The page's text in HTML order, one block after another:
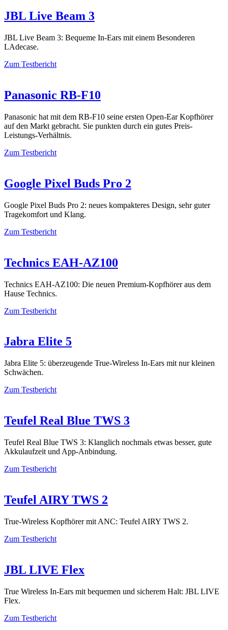
JBL Live Beam 3
JBL Live Beam 3: Bequeme In-Ears mit einem Besonderen
LAdecase.
Zum Testbericht
Panasonic RB-F10
Panasonic hat mit dem RB-F10 seine ersten Open-Ear Kopfhörer
auf den Markt gebracht. Sie punkten durch ein gutes Preis-
Leistungs-Verhältnis.
Zum Testbericht
Google Pixel Buds Pro 2
Google Pixel Buds Pro 2: neues kompakteres Design, sehr guter
Tragekomfort und Klang.
Zum Testbericht
Technics EAH-AZ100
Technics EAH-AZ100: Die neuen Premium-Kopfhörer aus dem
Hause Technics.
Zum Testbericht
Jabra Elite 5
Jabra Elite 5: überzeugende True-Wireless In-Ears mit nur kleinen
Schwächen.
Zum Testbericht
Teufel Real Blue TWS 3
Teufel Real Blue TWS 3: Klanglich nochmals etwas besser, gute
Akkulaufzeit und App-Anbindung.
Zum Testbericht
Teufel AIRY TWS 2
True-Wireless Kopfhörer mit ANC: Teufel AIRY TWS 2.
Zum Testbericht
JBL LIVE Flex
True Wireless In-Ears mit bequemen und sicherem Halt: JBL LIVE
Flex.
Zum Testbericht